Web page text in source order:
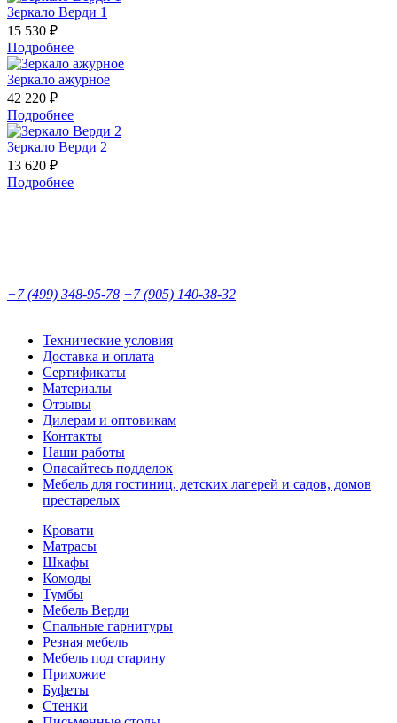
Зеркало Верди 1
15 530 ₽
Подробнее
Зеркало ажурное
42 220 ₽
Подробнее
Зеркало Верди 2
13 620 ₽
Подробнее
+7 (499) 348-95-78 +7 (905) 140-38-32
Технические условия
Доставка и оплата
Сертификаты
Материалы
Отзывы
Дилерам и оптовикам
Контакты
Наши работы
Опасайтесь подделок
Мебель для гостиниц, детских лагерей и садов, домов
престарелых
Кровати
Матрасы
Шкафы
Комоды
Тумбы
Мебель Верди
Спальные гарнитуры
Резная мебель
Мебель под старину
Прихожие
Буфеты
Стенки